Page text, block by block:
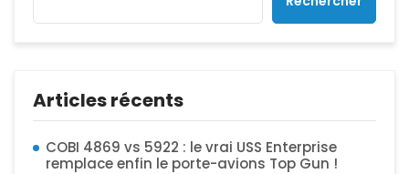
Articles récents
COBI 4869 vs 5922 : le vrai USS Enterprise
remplace enfin le porte-avions Top Gun !